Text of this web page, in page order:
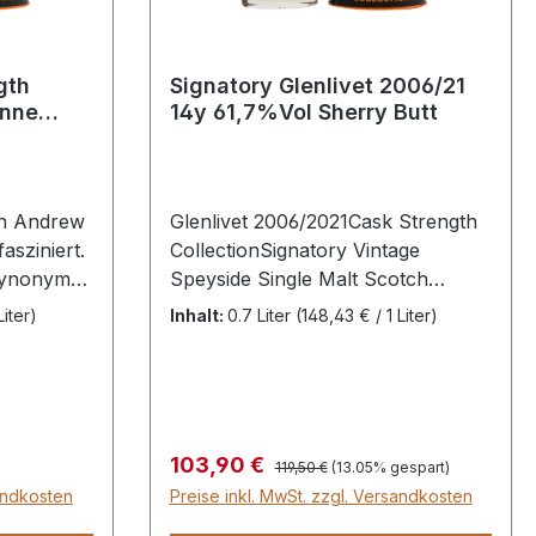
Andrew
bei
Single
Signatory Glenlivet 2006/21
14y 61,7%Vol Sherry Butt
Glenlivet 2006/2021Cask Strength
CollectionSignatory Vintage
Speyside Single Malt Scotch
Whisky 14 JahreDest.
Strength0,7 LiterNicht gefärbtNicht
kühlfiltriert
Inhalt: 0.7 Liter (148,43 € / 1 Liter)
Verkaufspreis:
103,90 € Regulärer Preis:
119,50 € (13.05% gespart)
Preise inkl. MwSt. zzgl. Versandkosten